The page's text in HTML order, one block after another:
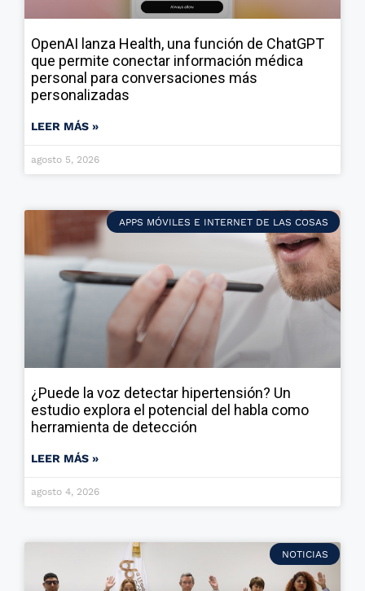
OpenAI lanza Health, una función de ChatGPT
que permite conectar información médica
personal para conversaciones más
personalizadas
LEER MÁS »
agosto 5, 2026
APPS MÓVILES E INTERNET DE LAS COSAS
¿Puede la voz detectar hipertensión? Un
estudio explora el potencial del habla como
herramienta de detección
LEER MÁS »
agosto 4, 2026
NOTICIAS